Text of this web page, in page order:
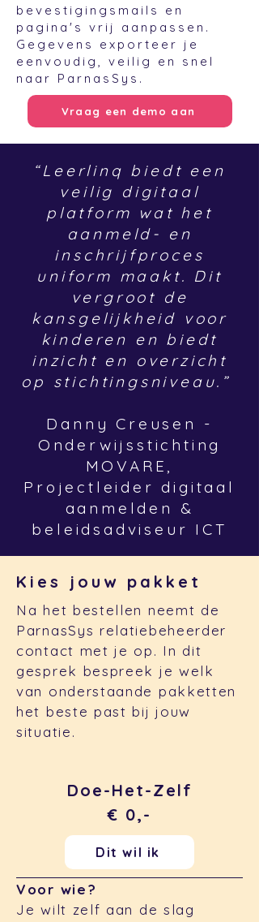
bevestigingsmails en
pagina's vrij aanpassen.
Gegevens exporteer je
eenvoudig, veilig en snel
naar ParnasSys.
Vraag een demo aan
“Leerlinq biedt een
veilig digitaal
platform wat het
aanmeld- en
inschrijfproces
uniform maakt. Dit
vergroot de
kansgelijkheid voor
kinderen en biedt
inzicht en overzicht
op stichtingsniveau.”
Danny Creusen -
Onderwijsstichting
MOVARE,
Projectleider digitaal
aanmelden &
beleidsadviseur ICT
Kies jouw pakket
Na het bestellen neemt de
ParnasSys relatiebeheerder
contact met je op. In dit
gesprek bespreek je welk
van onderstaande pakketten
het beste past bij jouw
situatie.
Doe-Het-Zelf
€ 0,-
Dit wil ik
Voor wie?
Je wilt zelf aan de slag